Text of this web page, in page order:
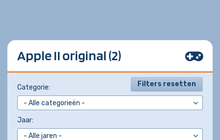
Apple II original (2)
Filters resetten
Categorie:
Jaar: